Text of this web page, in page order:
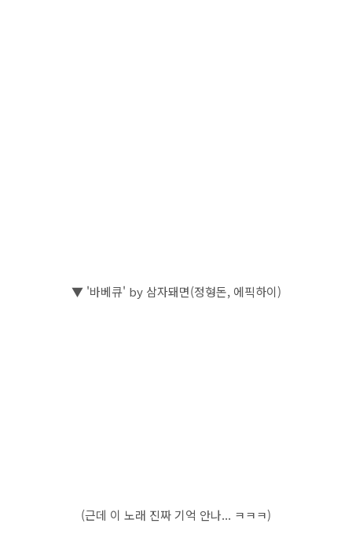
▼ '바베큐' by 삼자돼면(정형돈, 에픽하이)
(근데 이 노래 진짜 기억 안나... ㅋㅋㅋ)